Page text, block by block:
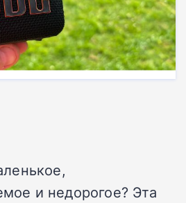
и недорогое? Эта